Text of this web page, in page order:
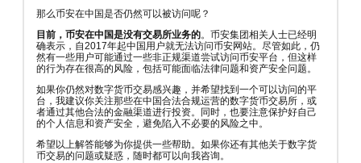
那么币安在中国是否仍然可以被访问呢？
目前，币安在中国是没有交易所业务的。币安集团相关人士已经明
确表示，自2017年起中国用户就无法访问币安网站。尽管如此，仍
然有一些用户可能通过一些非正规渠道尝试访问币安平台，但这样
的行为存在很高的风险，包括可能面临法律问题和资产安全问题。
如果你仍然对数字货币交易感兴趣，并希望找到一个可以访问的平
台，我建议你关注那些在中国合法合规运营的数字货币交易所，或
者通过其他合法的金融渠道进行投资。同时，也要注意保护好自己
的个人信息和资产安全，避免陷入不必要的风险之中。
希望以上解答能够为你提供一些帮助。如果你还有其他关于数字货
币交易的问题或疑惑，随时都可以向我咨询。